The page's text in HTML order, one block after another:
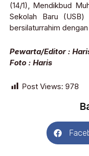
(14/1), Mendikbud
Sekolah Baru
bersilaturrahim
Pewarta/Editor :
Foto : Haris
Post Views: 978